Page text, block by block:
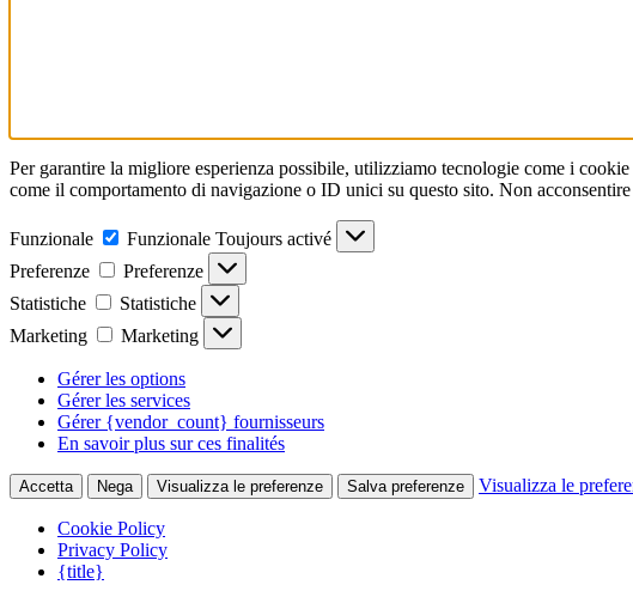
Per garantire la migliore esperienza possibile, utilizziamo tecnologie come i
come il comportamento di navigazione o ID unici su questo sito. Non
Funzionale Funzionale Toujours activé
Preferenze
Preferenze
Statistiche
Statistiche
Marketing
Marketing
Gérer les options
Gérer les services
Gérer {vendor_count} fournisseurs
En savoir plus sur ces finalités
Accetta Nega Visualizza le preferenze Salva preferenze Visualizza le
Cookie Policy
Privacy Policy
{title}